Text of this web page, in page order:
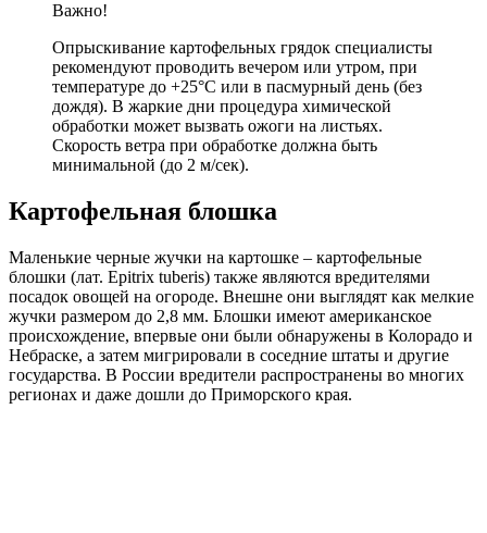
Важно!
Опрыскивание картофельных грядок специалисты
рекомендуют проводить вечером или утром, при
температуре до +25°С или в пасмурный день (без
дождя). В жаркие дни процедура химической
обработки может вызвать ожоги на листьях.
Скорость ветра при обработке должна быть
минимальной (до 2 м/сек).
Картофельная блошка
Маленькие черные жучки на картошке – картофельные
блошки (лат. Epitrix tuberis) также являются вредителями
посадок овощей на огороде. Внешне они выглядят как мелкие
жучки размером до 2,8 мм. Блошки имеют американское
происхождение, впервые они были обнаружены в Колорадо и
Небраске, а затем мигрировали в соседние штаты и другие
государства. В России вредители распространены во многих
регионах и даже дошли до Приморского края.